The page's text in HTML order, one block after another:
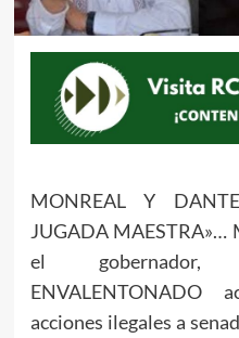
MONREAL Y
JUGADA MAESTRA»…
el gobernador,
ENVALENTONADO
acciones ilegales a